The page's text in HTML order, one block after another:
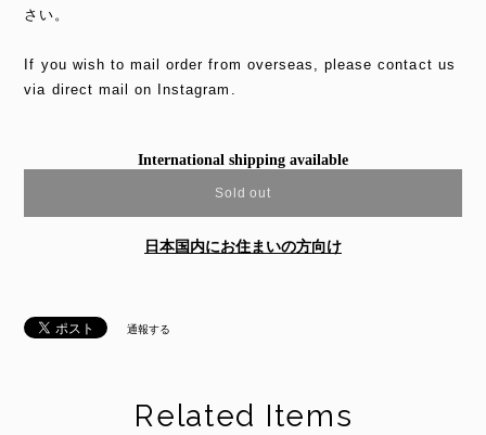
さい。
If you wish to mail order from overseas, please contact us
via direct mail on Instagram.
International shipping available
Sold out
日本国内にお住まいの方向け
通報する
Related Items